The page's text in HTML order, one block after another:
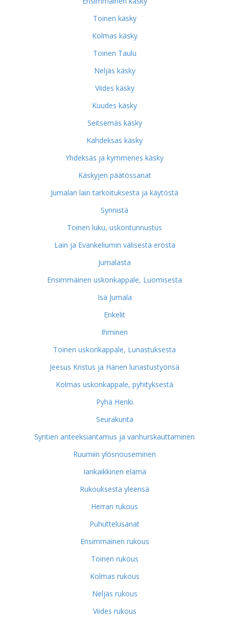
Toinen käsky
Kolmas käsky
Toinen Taulu
Neljäs käsky
Viides käsky
Kuudes käsky
Seitsemäs käsky
Kahdeksas käsky
Yhdeksäs ja kymmenes käsky
Käskyjen päätössanat
Jumalan lain tarkoituksesta ja käytöstä
Synnistä
Toinen luku, uskontunnustus
Lain ja Evankeliumin välisestä erosta
Jumalasta
Ensimmäinen uskonkappale, Luomisesta
Isä Jumala
Enkelit
Ihminen
Toinen uskonkappale, Lunastuksesta
Jeesus Kristus ja Hänen lunastustyönsä
Kolmas uskonkappale, pyhityksestä
Pyhä Henki
Seurakunta
Syntien anteeksiantamus ja vanhurskauttaminen
Ruumiin ylösnouseminen
Iankaikkinen elämä
Rukouksesta yleensä
Herran rukous
Puhuttelusanat
Ensimmäinen rukous
Toinen rukous
Kolmas rukous
Neljäs rukous
Viides rukous